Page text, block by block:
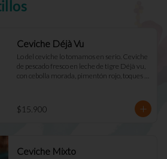
Ceviche Déjà Vu
Lo del ceviche lo tomamos en serio. Ceviche
de pescado fresco en leche de tigre Déjà vu,
con cebolla morada, pimentón rojo, toques
$15.900
Ceviche Mixto